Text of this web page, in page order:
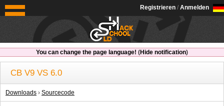
OldSchoolHack
Registrieren / Anmelden
You can change the page language! (Hide notification)
CB V9 VS 6.0
Downloads › Sourcecode